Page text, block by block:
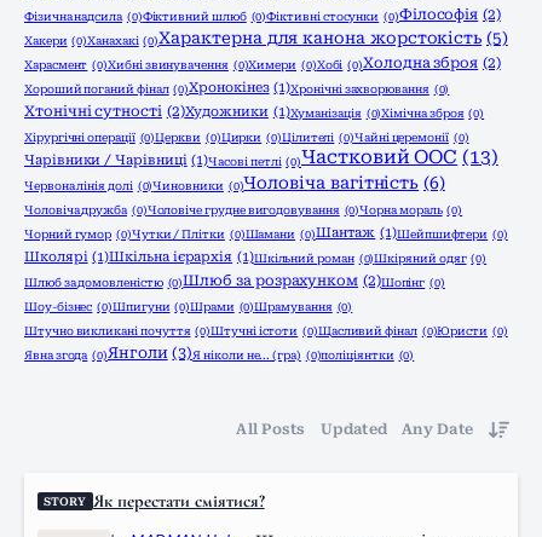
Фізична надсила (0)Фіктивний шлюб (0)Фіктивні стосунки (0)Філософія (2)
Хакери (0)Ханахакі (0)Характерна для канона жорстокість (5)
Харасмент (0)Хибні звинувачення (0)Химери (0)Хобі (0)Холодна зброя (2)
Хороший поганий фінал (0)Хронокінез (1)Хронічні захворювання (0)
Хтонічні сутності (2)Художники (1)Хуманізація (0)Хімічна зброя (0)
Хірургічні операції (0)Церкви (0)Цирки (0)Цілителі (0)Чайні церемонії (0)
Чарівники / Чарівниці (1)Часові петлі (0)Частковий ООС (13)
Червона лінія долі (0)Чиновники (0)Чоловіча вагітність (6)
Чоловіча дружба (0)Чоловіче грудне вигодовування (0)Чорна мораль (0)
Чорний гумор (0)Чутки / Плітки (0)Шамани (0)Шантаж (1)Шейпшифтери (0)
Школярі (1)Шкільна ієрархія (1)Шкільний роман (0)Шкіряний одяг (0)
Шлюб за домовленістю (0)Шлюб за розрахунком (2)Шопінг (0)
Шоу-бізнес (0)Шпигуни (0)Шрами (0)Шрамування (0)
Штучно викликані почуття (0)Штучні істоти (0)Щасливий фінал (0)Юристи (0)
Явна згода (0)Янголи (3)Я ніколи не... (гра) (0)поліціянтки (0)
All Posts Updated Any Date
STORY Як перестати сміятися?